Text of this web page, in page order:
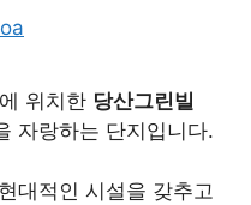
위치한 당산그린빌
자랑하는 단지입니다.
대적인 시설을 갖추고